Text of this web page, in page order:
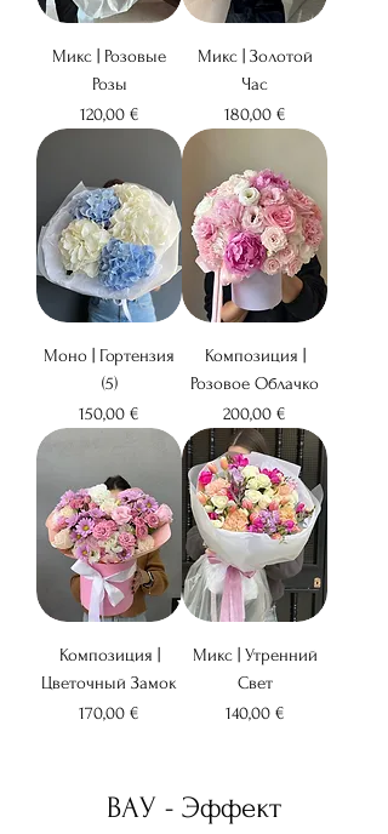
Микс | Розовые
Розы
Цена
120,00 €
Микс | Золотой
Час
Цена
180,00 €
Моно | Гортензия
(5)
Цена
150,00 €
Композиция |
Розовое Облачко
Цена
200,00 €
Композиция |
Цветочный Замок
Цена
170,00 €
Микс | Утренний
Свет
Цена
140,00 €
ВАУ - Эффект